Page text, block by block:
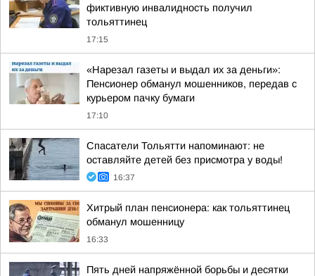
фиктивную инвалидность получил
тольяттинец
17:15
«Нарезал газеты и выдал их за деньги»:
Пенсионер обманул мошенников, передав с
курьером пачку бумаги
17:10
Спасатели Тольятти напоминают: не
оставляйте детей без присмотра у воды!
16:37
Хитрый план пенсионера: как тольяттинец
обманул мошенницу
16:33
Пять дней напряжённой борьбы и десятки